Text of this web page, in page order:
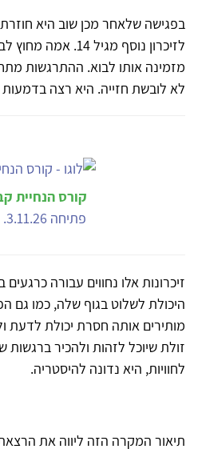
בפגישה שלאחר מכן שוב היא
לזיכרון נוסף
מזמינה אותו לבוא. ההתרגשות
לא לובשת חזייה. היא רצה
קורס הנחיית
פתיחה 3.11.26. הקורס מועבר בזום. בימי שלישי 19:30-22:00
זיכרונות אלו נחווים עבורה
היכולת לשלוט בגוף שלה, כמו גם
מותירים אותה חסרת יכולת
זולת שיוכל לזהות ולהכיר
לחוויות, היא נדונה להיסטריה.
תיאור המקרה הזה ליווה את